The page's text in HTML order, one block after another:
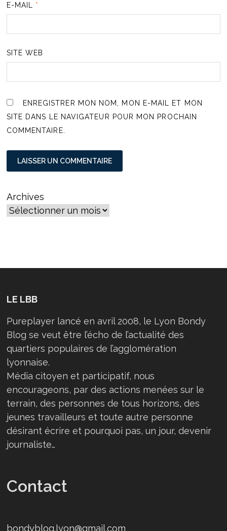
E-MAIL *
SITE WEB
ENREGISTRER MON NOM, MON E-MAIL ET MON
SITE DANS LE NAVIGATEUR POUR MON PROCHAIN
COMMENTAIRE.
Archives
LE LBB
Pureplayer lancé en avril 2008, le Lyon Bondy
Blog se veut être l’écho de l’actualité des
quartiers populaires de l’agglomération
lyonnaise.
Média citoyen et participatif, nous
encourageons, par des actions menées sur le
terrain, des personnes de tous horizons, des
jeunes travailleurs et toute autre personne
désirant écrire et pourquoi pas, un jour, devenir
journaliste…
Contact
bondyblog.lyon@gmail.com